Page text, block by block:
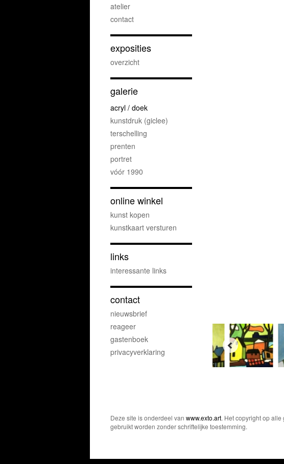
atelier
contact
exposities
overzicht
galerie
acryl / doek
kunstdruk (giclee)
terschelling
prenten
portret
vóór 1990
online winkel
kunst kopen
kunstkaart versturen
links
interessante links
contact
nieuwsbrief
reageer
gastenboek
privacyverklaring
Deze site is onderdeel van www.exto.art. Het copyright op
gebruikt worden zonder schriftelijke toestemming.